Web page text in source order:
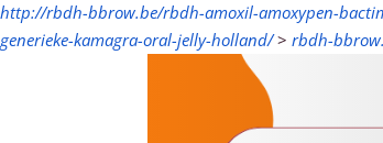
http://rbdh-bbrow.be/rbdh-amoxil-amoxypen-
generieke-kamagra-oral-jelly-holland/> rbdh-